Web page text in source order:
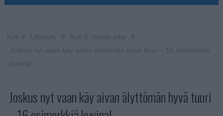
Joskus nyt vaan käy aivan älyttömän hyvä tuuri